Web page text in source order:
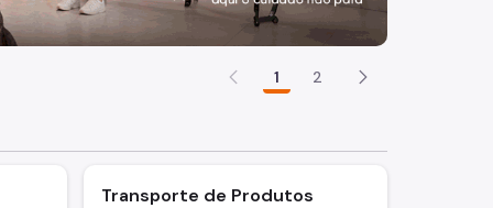
1 2
Transporte de Produtos